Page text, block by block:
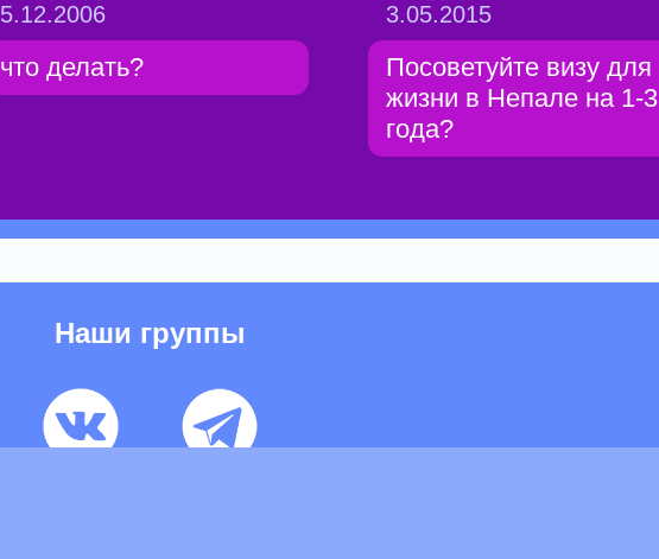
5.12.2006
что делать?
3.05.2015
Посоветуйте визу для
жизни в Непале на 1-3
года?
Наши группы